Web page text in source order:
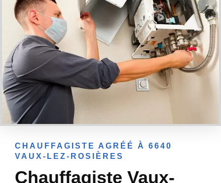
CHAUFFAGISTE AGRÉÉ À 6640
VAUX-LEZ-ROSIÈRES
Chauffagiste Vaux-